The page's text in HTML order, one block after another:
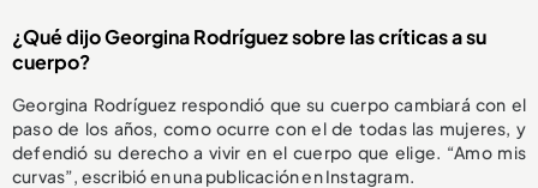
¿Qué dijo Georgina Rodríguez sobre las críticas a su
cuerpo?
Georgina Rodríguez respondió que su cuerpo cambiará con el
paso de los años, como ocurre con el de todas las mujeres, y
defendió su derecho a vivir en el cuerpo que elige. “Amo mis
curvas”, escribió en una publicación en Instagram.